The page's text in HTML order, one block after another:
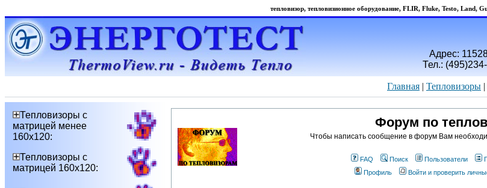
тепловизор, тепловизионное оборудование, FLIR, Fluke, Testo, Land,
Адрес:
Тел.:
Главная | Тепловизоры |
Тепловизоры с
матрицей менее
160х120:
Тепловизоры с
матрицей 160х120:
Форум по
Чтобы написать сообщение в форум Вам
FAQ Поиск Пользователи
Профиль
Войти и проверить